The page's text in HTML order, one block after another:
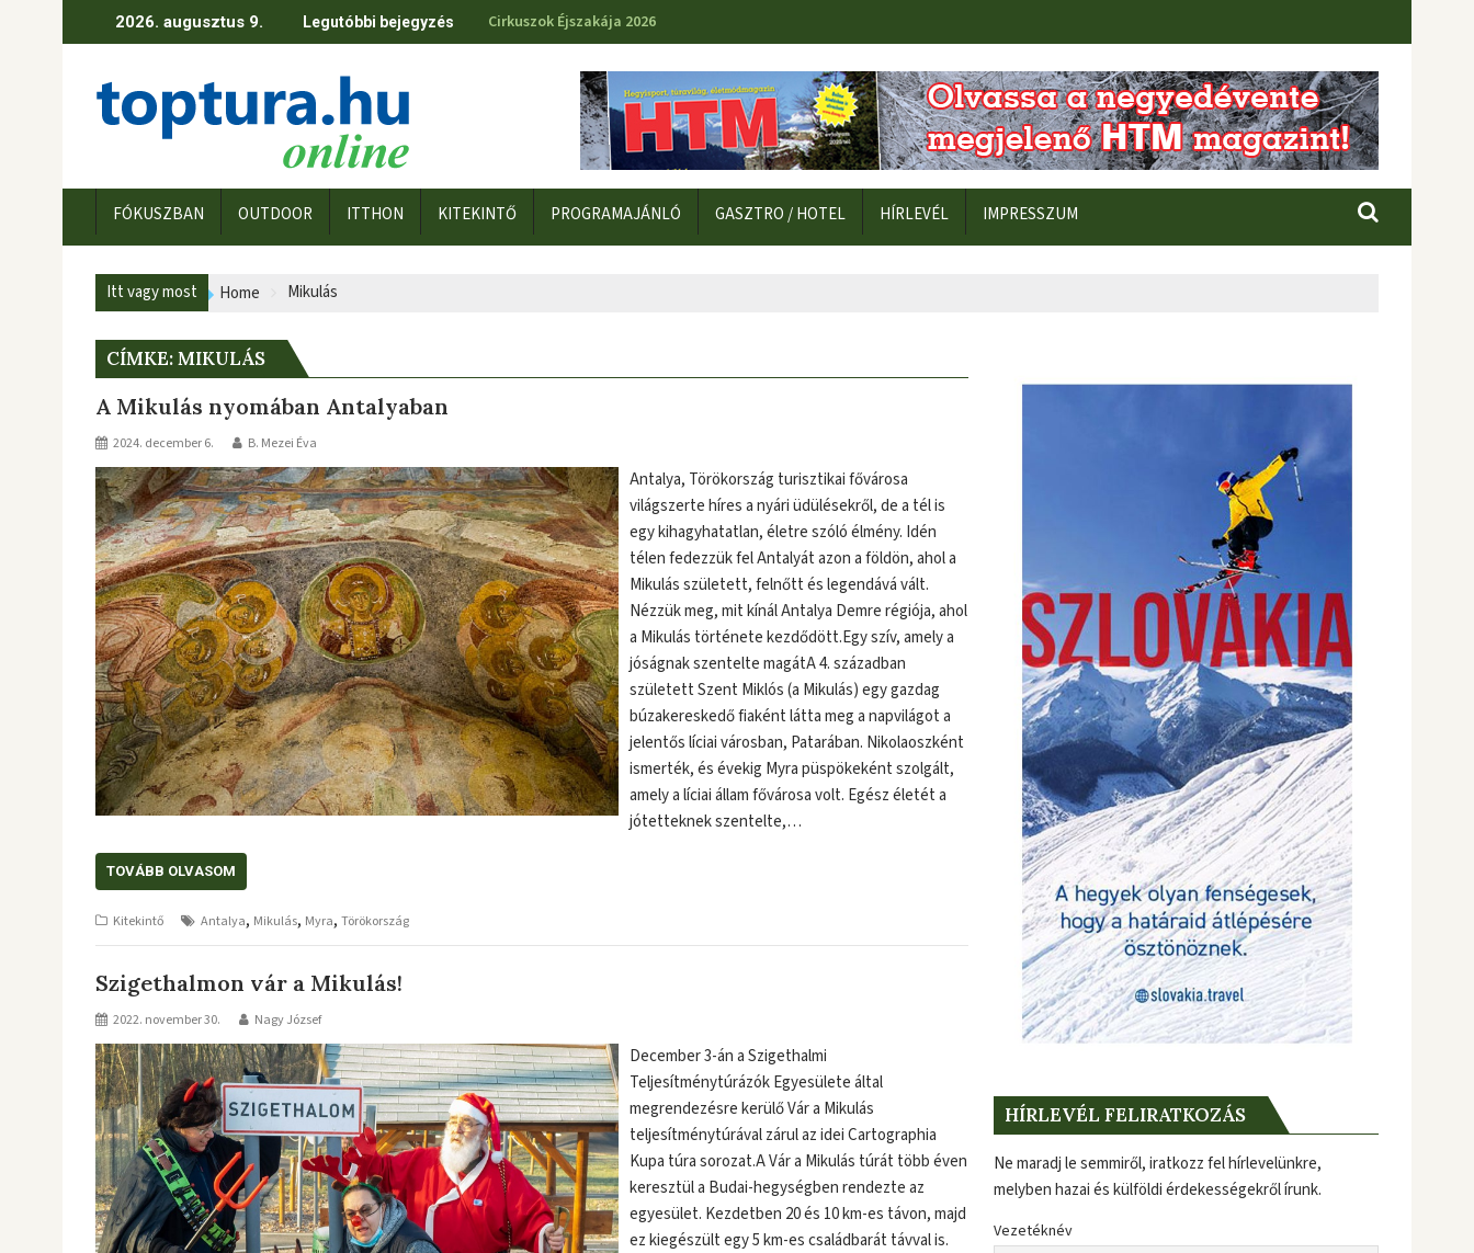
2026. augusztus 9. Legutóbbi bejegyzés Cirkuszok Éjszakája 2026
FÓKUSZBAN OUTDOOR ITTHON KITEKINTŐ PROGRAMAJÁNLÓ GASZTRO / HOTEL HÍRLEVÉL IMPRESSZUM
Itt vagy most Home Mikulás
CÍMKE:MIKULÁS
A Mikulás nyomában Antalyaban
2024. december 6. B. Mezei Éva
Antalya, Törökország turisztikai fővárosa
világszerte híres a nyári üdülésekről, de a tél is
egy kihagyhatatlan, életre szóló élmény. Idén
télen fedezzük fel Antalyát azon a földön, ahol a
Mikulás született, felnőtt és legendává vált.
Nézzük meg, mit kínál Antalya Demre régiója, ahol
a Mikulás története kezdődött.Egy szív, amely a
jóságnak szentelte magátA 4. században
született Szent Miklós (a Mikulás) egy gazdag
búzakereskedő fiaként látta meg a napvilágot a
jelentős líciai városban, Patarában. Nikolaoszként
ismerték, és évekig Myra püspökeként szolgált,
amely a líciai állam fővárosa volt. Egész életét a
jótetteknek szentelte,…
TOVÁBB OLVASOM
Kitekintő Antalya, Mikulás, Myra, Törökország
Szigethalmon vár a Mikulás!
2022. november 30. Nagy József
December 3-án a Szigethalmi
Teljesítménytúrázók Egyesülete által
megrendezésre kerülő Vár a Mikulás
teljesítménytúrával zárul az idei Cartographia
Kupa túra sorozat.A Vár a Mikulás túrát több éven
keresztül a Budai-hegységben rendezte az
egyesület. Kezdetben 20 és 10 km-es távon, majd
ez kiegészült egy 5 km-es családbarát távval is.
HÍRLEVÉL FELIRATKOZÁS
Ne maradj le semmiről, iratkozz fel hírlevelünkre,
melyben hazai és külföldi érdekességekről írunk.
Vezetéknév